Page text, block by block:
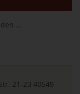
...
21-23 40549